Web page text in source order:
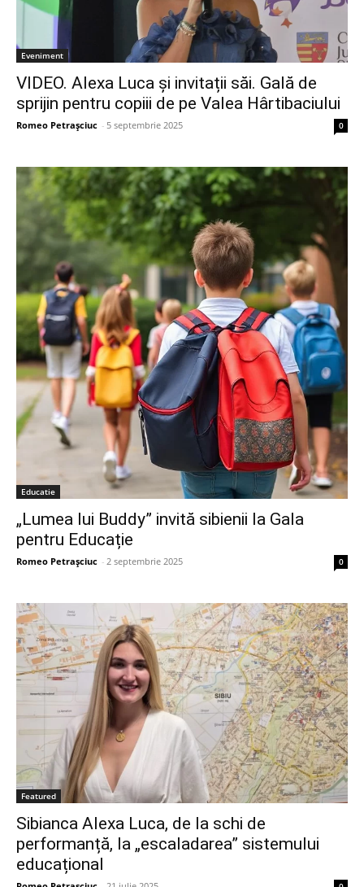
Eveniment
VIDEO. Alexa Luca și invitații săi. Gală de
sprijin pentru copiii de pe Valea Hârtibaciului
Romeo Petrașciuc - 5 septembrie 2025 0
Educatie
„Lumea lui Buddy” invită sibienii la Gala
pentru Educație
Romeo Petrașciuc - 2 septembrie 2025 0
Featured
Sibianca Alexa Luca, de la schi de
performanță, la „escaladarea” sistemului
educațional